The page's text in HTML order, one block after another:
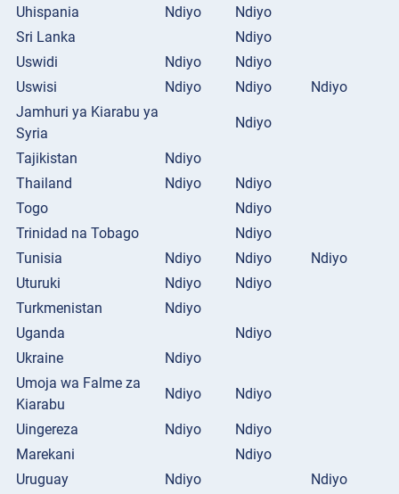
Uhispania
Ndiyo
Ndiyo
Sri Lanka
Ndiyo
Uswidi
Ndiyo
Ndiyo
Uswisi
Ndiyo Ndiyo
Ndiyo
Jamhuri ya Kiarabu ya
Syria
Ndiyo
Tajikistan
Ndiyo
Thailand
Ndiyo
Ndiyo
Togo
Ndiyo
Trinidad na Tobago
Ndiyo
Tunisia
Ndiyo Ndiyo
Ndiyo
Uturuki
Ndiyo
Ndiyo
Turkmenistan
Ndiyo
Uganda
Ndiyo
Ukraine
Ndiyo
Umoja wa Falme za
Kiarabu
Ndiyo Ndiyo
Uingereza Ndiyo
Ndiyo
Marekani
Ndiyo
Uruguay
Ndiyo
Ndiyo